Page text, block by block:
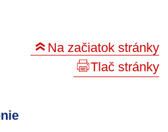
Na začiatok stránky
Tlač stránky